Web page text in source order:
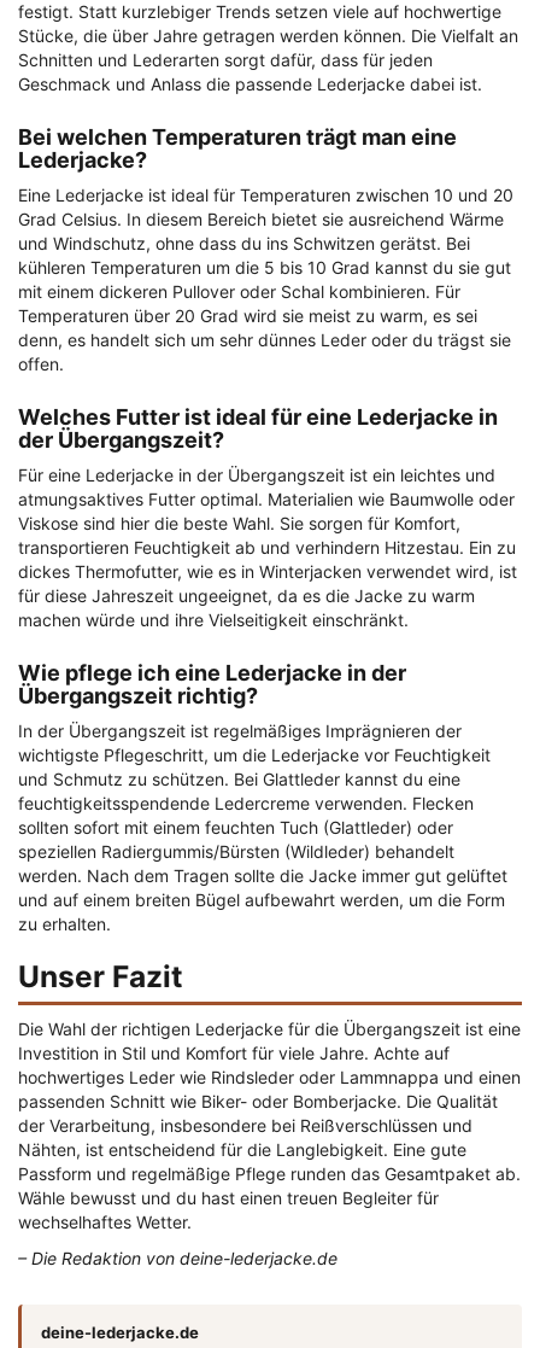
festigt. Statt kurzlebiger Trends setzen viele auf hochwertige
Stücke, die über Jahre getragen werden können. Die Vielfalt an
Schnitten und Lederarten sorgt dafür, dass für jeden
Geschmack und Anlass die passende Lederjacke dabei ist.
Bei welchen Temperaturen trägt man eine
Lederjacke?
Eine Lederjacke ist ideal für Temperaturen zwischen 10 und 20
Grad Celsius. In diesem Bereich bietet sie ausreichend Wärme
und Windschutz, ohne dass du ins Schwitzen gerätst. Bei
kühleren Temperaturen um die 5 bis 10 Grad kannst du sie gut
mit einem dickeren Pullover oder Schal kombinieren. Für
Temperaturen über 20 Grad wird sie meist zu warm, es sei
denn, es handelt sich um sehr dünnes Leder oder du trägst sie
offen.
Welches Futter ist ideal für eine Lederjacke in
der Übergangszeit?
Für eine Lederjacke in der Übergangszeit ist ein leichtes und
atmungsaktives Futter optimal. Materialien wie Baumwolle oder
Viskose sind hier die beste Wahl. Sie sorgen für Komfort,
transportieren Feuchtigkeit ab und verhindern Hitzestau. Ein zu
dickes Thermofutter, wie es in Winterjacken verwendet wird, ist
für diese Jahreszeit ungeeignet, da es die Jacke zu warm
machen würde und ihre Vielseitigkeit einschränkt.
Wie pflege ich eine Lederjacke in der
Übergangszeit richtig?
In der Übergangszeit ist regelmäßiges Imprägnieren der
wichtigste Pflegeschritt, um die Lederjacke vor Feuchtigkeit
und Schmutz zu schützen. Bei Glattleder kannst du eine
feuchtigkeitsspendende Ledercreme verwenden. Flecken
sollten sofort mit einem feuchten Tuch (Glattleder) oder
speziellen Radiergummis/Bürsten (Wildleder) behandelt
werden. Nach dem Tragen sollte die Jacke immer gut gelüftet
und auf einem breiten Bügel aufbewahrt werden, um die Form
zu erhalten.
Unser Fazit
Die Wahl der richtigen Lederjacke für die Übergangszeit ist eine
Investition in Stil und Komfort für viele Jahre. Achte auf
hochwertiges Leder wie Rindsleder oder Lammnappa und einen
passenden Schnitt wie Biker- oder Bomberjacke. Die Qualität
der Verarbeitung, insbesondere bei Reißverschlüssen und
Nähten, ist entscheidend für die Langlebigkeit. Eine gute
Passform und regelmäßige Pflege runden das Gesamtpaket ab.
Wähle bewusst und du hast einen treuen Begleiter für
wechselhaftes Wetter.
– Die Redaktion von deine-lederjacke.de
deine-lederjacke.de